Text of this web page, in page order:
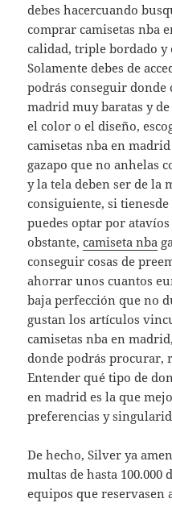
debes hacercuando
comprar camisetas nba
calidad, triple bordado y
Solamente debes de
podrás conseguir donde
madrid muy baratas y
el color o el diseño,
camisetas nba en
gazapo que no anhelas
y la tela deben ser de la
consiguiente, si
puedes optar por
obstante,camiseta nba
conseguir cosas de
ahorrar unos cuantos
baja perfección que no
gustan los artículos
camisetas nba en
donde podrás procurar,
Entender qué tipo de
en madrid es la que
preferencias y
De hecho, Silver ya
multas de hasta 100.000
equipos que reservasen